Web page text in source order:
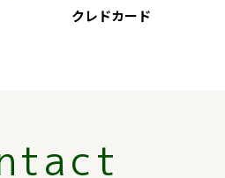
クレドカード